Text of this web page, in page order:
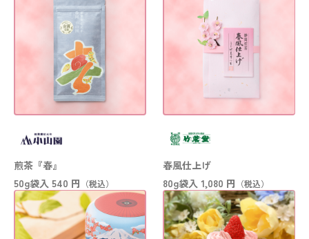
煎茶『春』
50g袋入 540 円 （税込）
春風仕上げ
80g袋入 1,080 円 （税込）